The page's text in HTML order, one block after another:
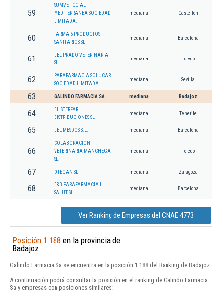
59
SUMVET CCIAL
MEDITERRANEA SOCIEDAD
LIMITADA.
mediana Castellon
60
FARMA 5 PRODUCTOS
SANITARIOS SL
mediana Barcelona
61
DEL PRADO VETERINARIA
SL
mediana Toledo
62
PARAFARMACIA SOLUCAR
SOCIEDAD LIMITADA.
mediana Sevilla
63 GALINDO FARMACIA SA mediana Badajoz
64
BLISTERFAR
DISTRIBUCIONES SL
mediana Tenerife
65 DEUMESDOS S.L. mediana Barcelona
66
COLABORACION
VETERINARIA MANCHEGA
SL.
mediana Toledo
67 OTEGAN SL mediana Zaragoza
68
B&B PARAFARMACIA I
SALUT SL.
mediana Barcelona
Ver Ranking de Empresas del CNAE 4773
Posición 1.188 en la provincia de
Badajoz
Galindo Farmacia Sa se encuentra en la posición 1.188 del Ranking de Badajoz.
A continuación podrá consultar la posición en el ranking de Galindo Farmacia
Sa y empresas con posiciones similares: